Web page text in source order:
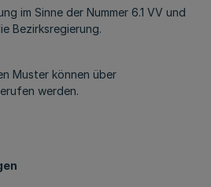
im Sinne der Nummer 6.1 VV und
Bezirksregierung.
Muster können über
werden.